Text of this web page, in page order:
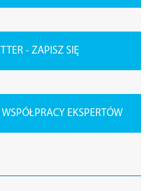
- ZAPISZ SIĘ
EKSPERTÓW